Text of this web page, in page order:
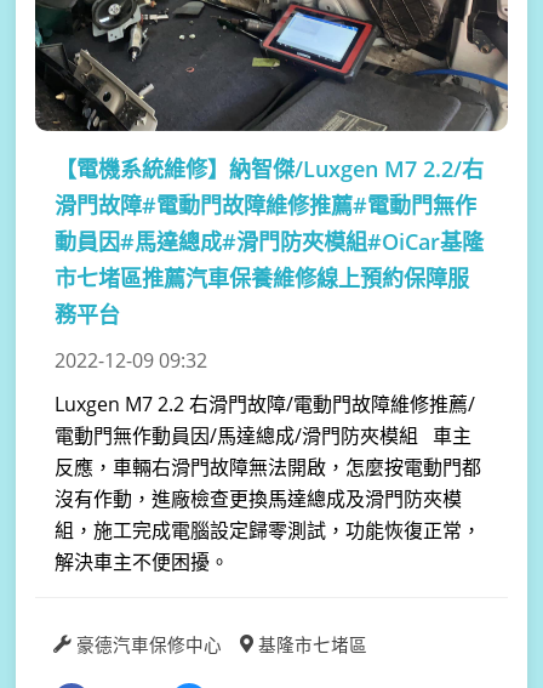
【電機系統維修】納智傑/Luxgen M7 2.2/右
滑門故障#電動門故障維修推薦#電動門無作
動員因#馬達總成#滑門防夾模組#OiCar基隆
市七堵區推薦汽車保養維修線上預約保障服
務平台
2022-12-09 09:32
Luxgen M7 2.2 右滑門故障/電動門故障維修推薦/
電動門無作動員因/馬達總成/滑門防夾模組 車主
反應，車輛右滑門故障無法開啟，怎麼按電動門都
沒有作動，進廠檢查更換馬達總成及滑門防夾模
組，施工完成電腦設定歸零測試，功能恢復正常，
解決車主不便困擾。
豪德汽車保修中心 基隆市七堵區